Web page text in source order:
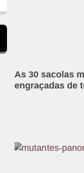
As 30 sacolas
engraçadas de